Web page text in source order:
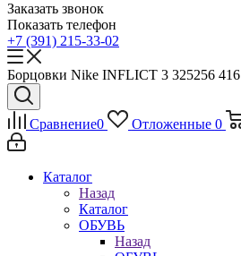
Заказать звонок
Показать телефон
+7 (391) 215-33-02
Борцовки Nike INFLICT 3 325256 416
Сравнение0 Отложенные 0
Каталог
Назад
Каталог
ОБУВЬ
Назад